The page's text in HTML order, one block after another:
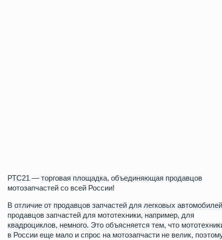
РТС21 — торговая площадка, объединяющая продавцов
мотозапчастей со всей России!
В отличие от продавцов запчастей для легковых
продавцов запчастей для мототехники, например, для
квадроциклов, немного. Это объясняется тем, что
в России еще мало и спрос на мотозапчасти не велик,